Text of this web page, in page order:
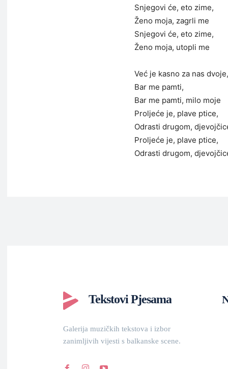
Snjegovi će, eto zime,
Ženo moja, zagrli me
Snjegovi će, eto zime,
Ženo moja, utopli me
Već je kasno za nas dvoje,
Bar me pamti,
Bar me pamti, milo moje
Proljeće je, plave ptice,
Odrasti drugom,
Proljeće je, plave ptice,
Odrasti drugom,
Tekstovi Pjesama
Galerija muzičkih tekstova i izbor
zanimljivih vijesti s balkanske scene.